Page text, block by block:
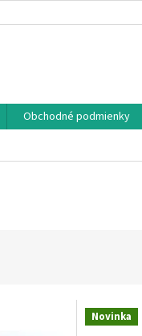
Obchodné podmienky
Novinka